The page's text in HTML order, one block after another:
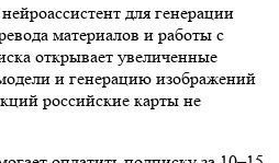
для генерации
материалов и работы с
открывает увеличенные
и генерацию изображений
российские карты не